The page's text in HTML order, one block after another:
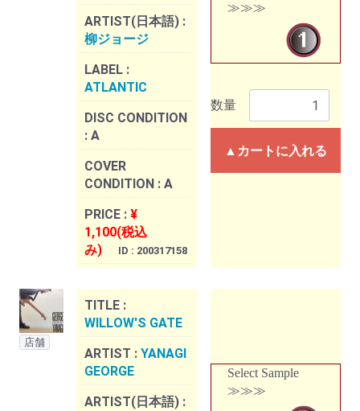
ARTIST(日本語) :
柳ジョージ
LABEL :
ATLANTIC
DISC CONDITION
: A
COVER
CONDITION : A
PRICE : ¥
1,100(税込
み)
ID : 200317158
≫≫≫
数量
▲カートに入れる
店舗
TITLE :
WILLOW'S GATE
ARTIST : YANAGI
GEORGE
ARTIST(日本語) :
Select Sample
≫≫≫